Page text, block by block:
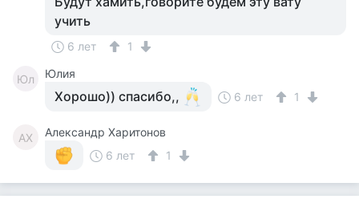
учить
6 лет 1
Юл Юлия
Хорошо)) спасибо,, 6 лет 1
АХ
Александр Харитонов
6 лет
1